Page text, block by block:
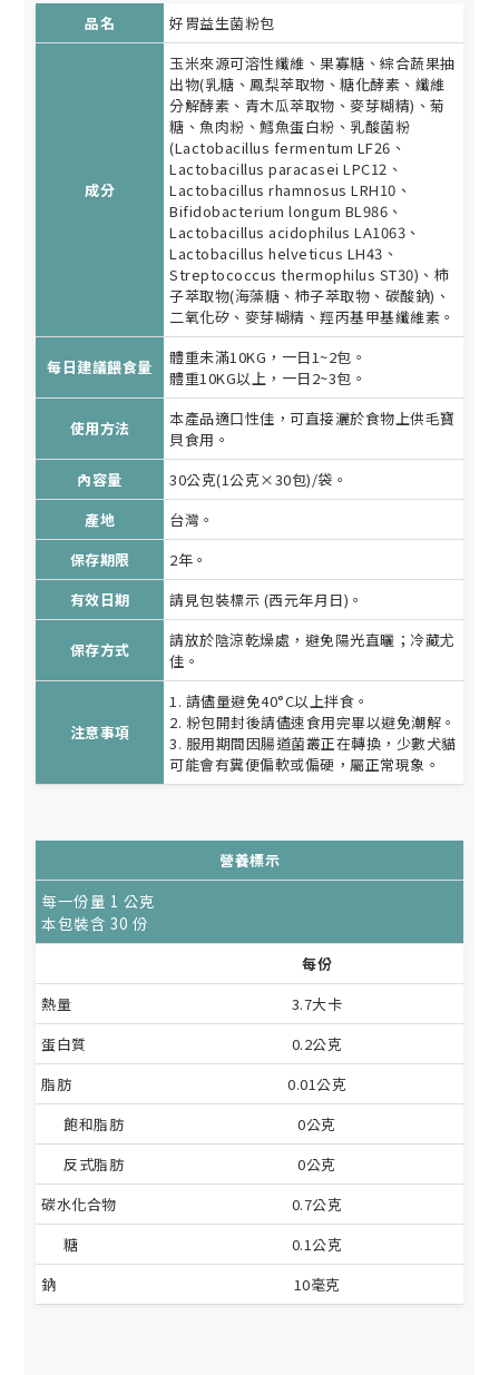
品名 好胃益生菌粉包
成分
玉米來源可溶性纖維、果寡糖、綜合蔬果抽
出物(乳糖、鳳梨萃取物、糖化酵素、纖維
分解酵素、青木瓜萃取物、麥芽糊精)、菊
糖、魚肉粉、鱈魚蛋白粉、乳酸菌粉
(Lactobacillus fermentum LF26、
Lactobacillus paracasei LPC12、
Lactobacillus rhamnosus LRH10、
Bifidobacterium longum BL986、
Lactobacillus acidophilus LA1063、
Lactobacillus helveticus LH43、
Streptococcus thermophilus ST30)、柿
子萃取物(海藻糖、柿子萃取物、碳酸鈉)、
二氧化矽、麥芽糊精、羥丙基甲基纖維素。
每日建議餵食量
體重未滿10KG，一日1~2包。
體重10KG以上，一日2~3包。
使用方法
本產品適口性佳，可直接灑於食物上供毛寶
貝食用。
內容量
30公克(1公克×30包)/袋。
產地
台灣。
保存期限
2年。
有效日期
請見包裝標示 (西元年月日)。
保存方式
請放於陰涼乾燥處，避免陽光直曬；冷藏尤
佳。
注意事項
1. 請儘量避免40°C以上拌食。
2. 粉包開封後請儘速食用完畢以避免潮解。
3. 服用期間因腸道菌叢正在轉換，少數犬貓
可能會有糞便偏軟或偏硬，屬正常現象。
營養標示
每一份量 1 公克
本包裝含 30 份
每份
熱量
3.7大卡
蛋白質
0.2公克
脂肪
0.01公克
飽和脂肪
0公克
反式脂肪
0公克
碳水化合物
0.7公克
糖
0.1公克
鈉
10毫克